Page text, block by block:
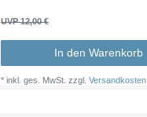
UVP 12,00 €
In den Warenkorb
*inkl. ges. MwSt. zzgl.Versandkosten